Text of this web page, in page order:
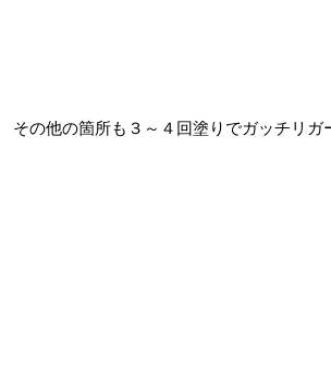
その他の箇所も３～４回塗りでガッチリガ